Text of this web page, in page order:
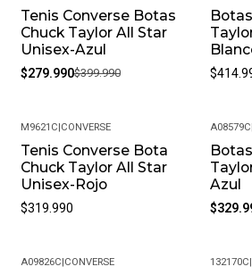
-30%
Tenis Converse Botas
Chuck Taylor All Star
Unisex-Azul
$279.990$399.990
M9621C CONVERSE
Tenis Converse Bota
Chuck Taylor All Star
Unisex-Rojo
$319.990
-13%
A08579C
Azul
A09826C|CONVERSE 132170C|